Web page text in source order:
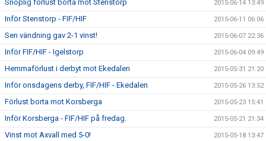
Snöplig förlust borta mot Stenstorp 2015-06-14 13:49
Inför Stenstorp - FIF/HIF 2015-06-11 06:06
Sen vändning gav 2-1 vinst! 2015-06-07 22:36
Inför FIF/HIF - Igelstorp 2015-06-04 09:49
Hemmaförlust i derbyt mot Ekedalen 2015-05-31 21:20
Inför onsdagens derby, FIF/HIF - Ekedalen 2015-05-26 13:52
Förlust borta mot Korsberga 2015-05-23 15:41
Inför Korsberga - FIF/HIF på fredag. 2015-05-21 21:34
Vinst mot Axvall med 5-0! 2015-05-18 13:47